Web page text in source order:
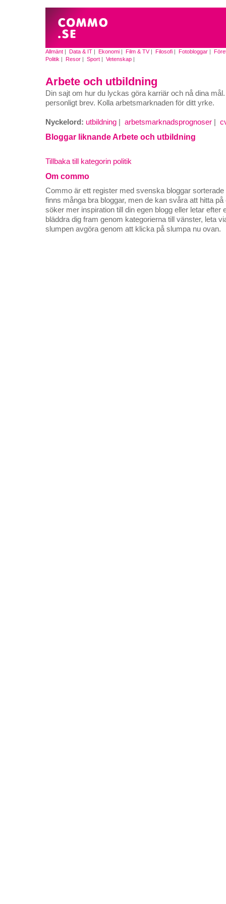
Allmänt | Data & IT | Ekonomi | Film & TV| Filosofi | Fotobloggar |
Politik | Resor | Sport | Vetenskap |
Arbete och utbildning
Din sajt om hur du lyckas göra karriär och nå dina
personligt brev. Kolla arbetsmarknaden för ditt yrke.
Nyckelord: utbildning arbetsmarknadsprognoser
Bloggar liknande Arbete och utbildning
Tillbaka till kategorin politik
Om commo
Commo är ett register med svenska bloggar sorterade
finns många bra bloggar, men de kan svåra att hitta
söker mer inspiration till din egen blogg eller letar efter
bläddra dig fram genom kategorierna till vänster, leta
slumpen avgöra genom att klicka på slumpa nu ovan.